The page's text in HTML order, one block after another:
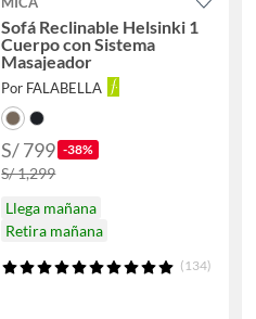
Sofá Reclinable Helsinki 1
Cuerpo con Sistema
Masajeador
Por FALABELLA
S/ 799 -38%
S/ 1,299
Llega mañana
Retira mañana
(134)